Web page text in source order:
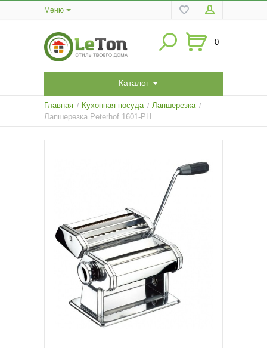
Меню
0
Каталог
Главная / Кухонная посуда / Лапшерезка /
Лапшерезка Peterhof 1601-PH